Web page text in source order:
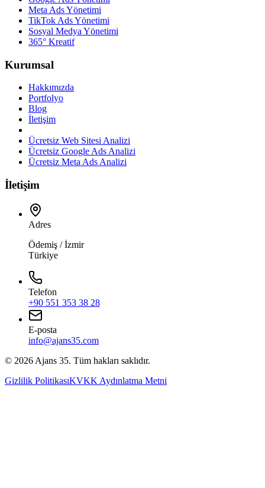
Meta Ads Yönetimi
TikTok Ads Yönetimi
Sosyal Medya Yönetimi
365° Kreatif
Kurumsal
Hakkımızda
Portfolyo
Blog
İletişim
Ücretsiz Web Sitesi Analizi
Ücretsiz Google Ads Analizi
Ücretsiz Meta Ads Analizi
İletişim
Adres
Ödemiş / İzmir
Türkiye
Telefon
+90 551 353 38 28
E-posta
info@ajans35.com
© 2026 Ajans 35. Tüm hakları saklıdır.
Gizlilik PolitikasıKVKK Aydınlatma Metni